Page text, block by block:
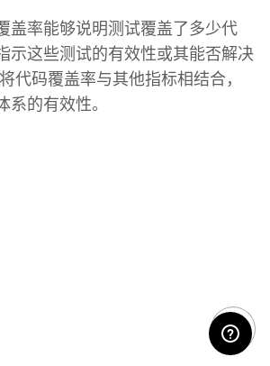
盖率能够说明测试覆盖了多少代
示这些测试的有效性或其能否解决
代码覆盖率与其他指标相结合，
系的有效性。